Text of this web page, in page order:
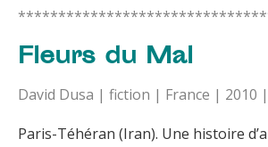
Fleurs du Mal
David Dusa | fiction | France | 2010
Paris-Téhéran (Iran). Une histoire